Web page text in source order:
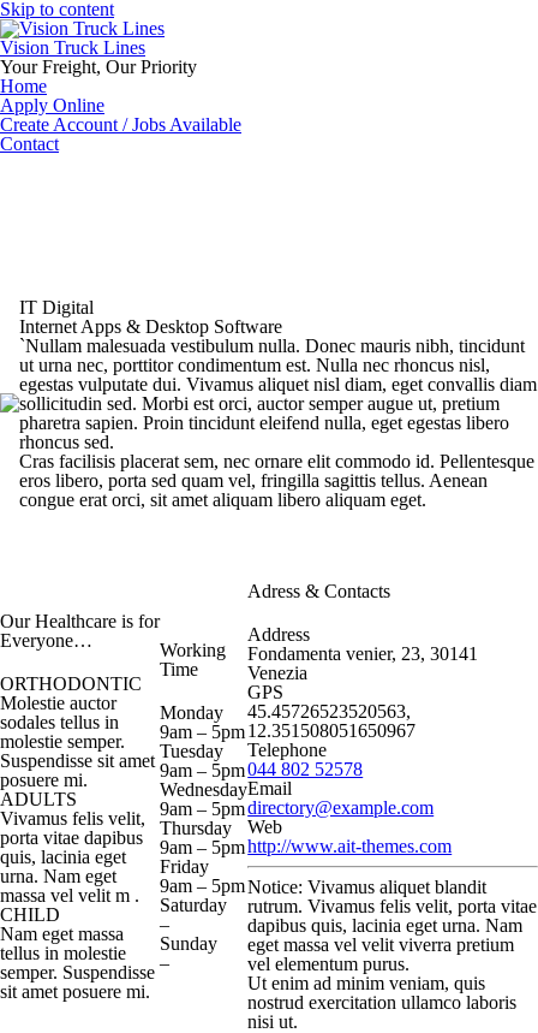
Skip to content
Vision Truck Lines
Your Freight, Our Priority
Home
Apply Online
Create Account / Jobs Available
Contact
IT Digital
Internet Apps & Desktop Software
`Nullam malesuada vestibulum nulla. Donec mauris nibh, tincidunt
ut urna nec, porttitor condimentum est. Nulla nec rhoncus nisl,
egestas vulputate dui. Vivamus aliquet nisl diam, eget convallis diam
sollicitudin sed. Morbi est orci, auctor semper augue ut, pretium
pharetra sapien. Proin tincidunt eleifend nulla, eget egestas libero
rhoncus sed.
Cras facilisis placerat sem, nec ornare elit commodo id. Pellentesque
eros libero, porta sed quam vel, fringilla sagittis tellus. Aenean
congue erat orci, sit amet aliquam libero aliquam eget.
Our Healthcare is for
Everyone…
ORTHODONTIC
Molestie auctor
sodales tellus in
molestie semper.
Suspendisse sit amet
posuere mi.
ADULTS
Vivamus felis velit,
porta vitae dapibus
quis, lacinia eget
urna. Nam eget
massa vel velit m .
CHILD
Nam eget massa
tellus in molestie
semper. Suspendisse
sit amet posuere mi.
Working
Time
Monday
9am – 5pm
Tuesday
9am – 5pm
Wednesday
9am – 5pm
Thursday
9am – 5pm
Friday
9am – 5pm
Saturday
–
Sunday
–
Adress & Contacts
Address
Fondamenta venier, 23, 30141
Venezia
GPS
45.45726523520563,
12.351508051650967
Telephone
044 802 52578
Email
directory@example.com
Web
http://www.ait-themes.com
Notice: Vivamus aliquet blandit
rutrum. Vivamus felis velit, porta vitae
dapibus quis, lacinia eget urna. Nam
eget massa vel velit viverra pretium
vel elementum purus.
Ut enim ad minim veniam, quis
nostrud exercitation ullamco laboris
nisi ut.